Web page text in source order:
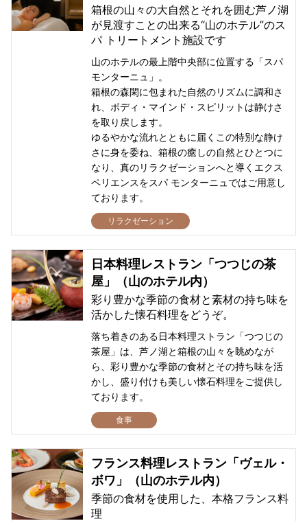
箱根の山々の大自然とそれを囲む芦ノ湖
が見渡すことの出来る“山のホテル”のス
パ トリートメント施設です
山のホテルの最上階中央部に位置する「スパ
モンターニュ」。
箱根の森閑に包まれた自然のリズムに調和さ
れ、ボディ・マインド・スピリットは静けさ
を取り戻します。
ゆるやかな流れとともに届くこの特別な静け
さに身を委ね、箱根の癒しの自然とひとつに
なり、真のリラクゼーションへと導くエクス
ペリエンスをスパ モンターニュではご用意し
ております。
リラクゼーション
日本料理レストラン「つつじの茶
屋」（山のホテル内）
彩り豊かな季節の食材と素材の持ち味を
活かした懐石料理をどうぞ。
落ち着きのある日本料理ストラン「つつじの
茶屋」は、芦ノ湖と箱根の山々を眺めなが
ら、彩り豊かな季節の食材とその持ち味を活
かし、盛り付けも美しい懐石料理をご提供し
ております。
食事
フランス料理レストラン「ヴェル・
ボワ」（山のホテル内）
季節の食材を使用した、本格フランス料
理